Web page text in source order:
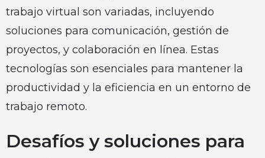
trabajo virtual son variadas, incluyendo
soluciones para comunicación, gestión de
proyectos, y colaboración en línea. Estas
tecnologías son esenciales para mantener la
productividad y la eficiencia en un entorno de
trabajo remoto.
Desafíos y soluciones para